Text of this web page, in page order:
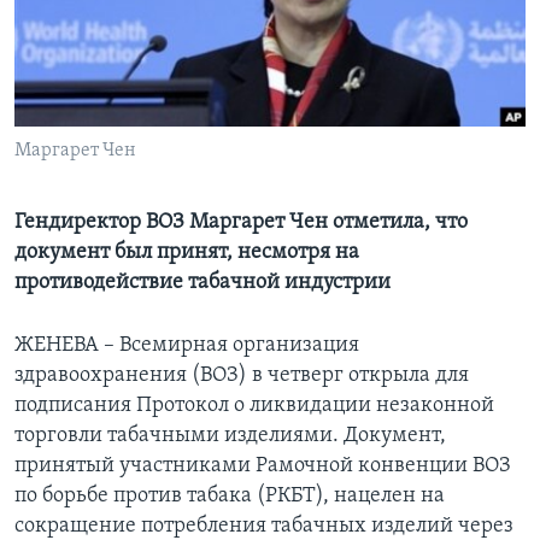
Learning English
СОЦИАЛЬНЫЕ СЕТИ
Языки
Маргарет Чен
Гендиректор ВОЗ Маргарет Чен отметила, что
документ был принят, несмотря на
противодействие табачной индустрии
ЖЕНЕВА – Всемирная организация
здравоохранения (ВОЗ) в четверг открыла для
подписания Протокол о ликвидации незаконной
торговли табачными изделиями. Документ,
принятый участниками Рамочной конвенции ВОЗ
по борьбе против табака (РКБТ), нацелен на
сокращение потребления табачных изделий через